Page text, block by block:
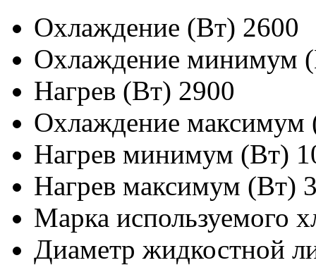
Охлаждение (Вт) 2600
Охлаждение минимум
Нагрев (Вт) 2900
Охлаждение максимум
Нагрев минимум (Вт)
Нагрев максимум (Вт)
Марка используемого
Диаметр жидкостной